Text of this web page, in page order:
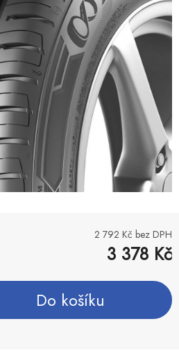
2 792 Kč bez DPH
3 378 Kč
Do košíku